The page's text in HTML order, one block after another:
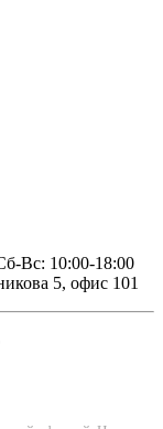
Вс: 10:00-18:00
5, офис 101